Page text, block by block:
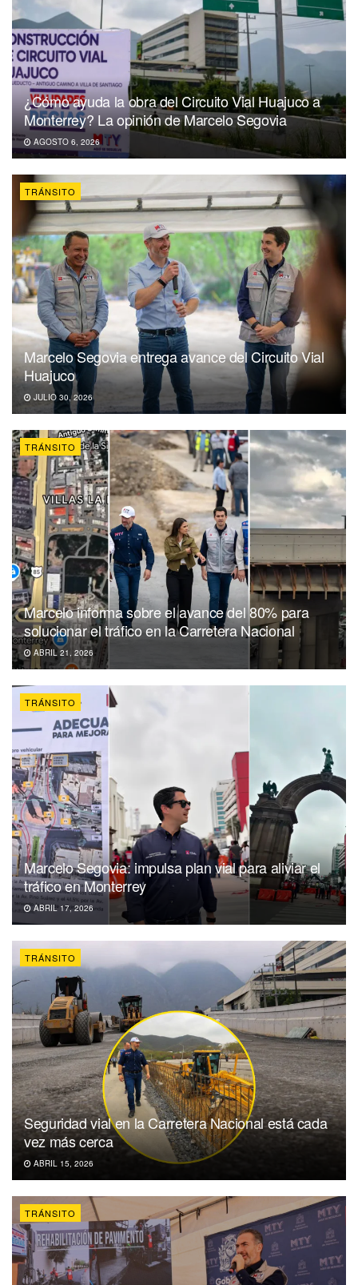
¿Cómo ayuda la obra del Circuito Vial Huajuco a
Monterrey? La opinión de Marcelo Segovia
AGOSTO 6, 2026
TRÁNSITO
Marcelo Segovia entrega avance del Circuito Vial
Huajuco
JULIO 30, 2026
TRÁNSITO
Marcelo informa sobre el avance del 80% para
solucionar el tráfico en la Carretera Nacional
ABRIL 21, 2026
TRÁNSITO
Marcelo Segovia: impulsa plan vial para aliviar el
tráfico en Monterrey
ABRIL 17, 2026
TRÁNSITO
Seguridad vial en la Carretera Nacional está cada
vez más cerca
ABRIL 15, 2026
TRÁNSITO